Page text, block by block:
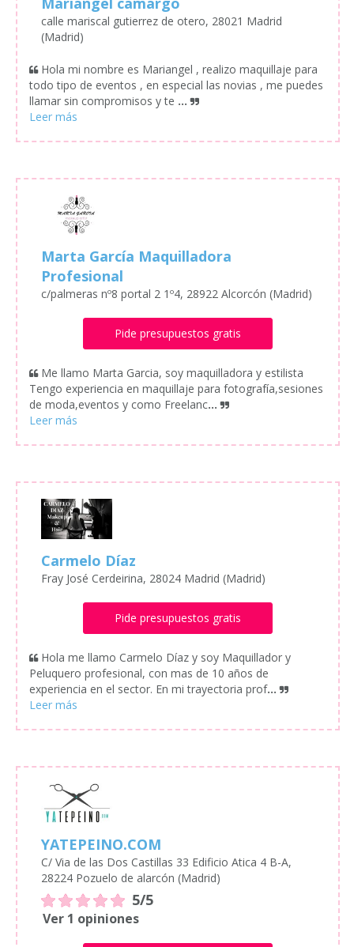
calle mariscal gutierrez de otero, 28021 Madrid
(Madrid)
Hola mi nombre es Mariangel , realizo maquillaje para
todo tipo de eventos , en especial las novias , me puedes
llamar sin compromisos y te ...
Marta García Maquilladora
Profesional
c/palmeras nº8 portal 2 1º4, 28922 Alcorcón (Madrid)
Pide presupuestos gratis
Me llamo Marta Garcia, soy maquilladora y estilista
Tengo experiencia en maquillaje para fotografía,sesiones
de moda,eventos y como Freelanc...
Carmelo Díaz
Fray José Cerdeirina, 28024 Madrid (Madrid)
Pide presupuestos gratis
Hola me llamo Carmelo Díaz y soy Maquillador y
Peluquero profesional, con mas de 10 años de
experiencia en el sector. En mi trayectoria prof...
YATEPEINO.COM
C/ Via de las Dos Castillas 33 Edificio Atica 4 B-A,
28224 Pozuelo de alarcón (Madrid)
5/5
Ver 1 opiniones